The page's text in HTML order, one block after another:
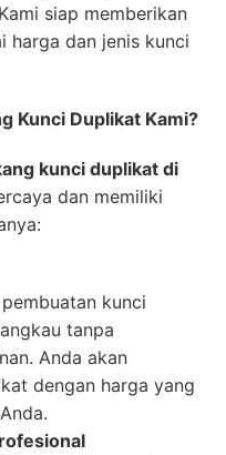
siap memberikan
harga dan jenis kunci
Kunci Duplikat Kami?
kunci duplikat di
dan memiliki
kunci
tanpa
Anda akan
dengan harga yang